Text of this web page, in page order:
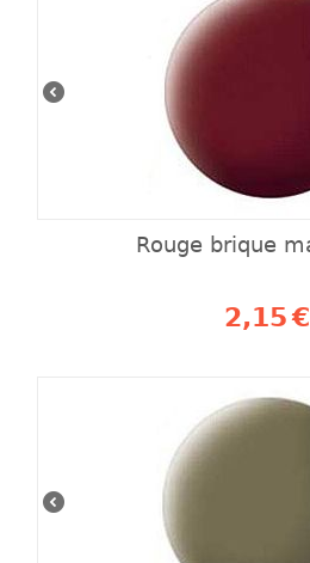
Rouge brique
2,15 €